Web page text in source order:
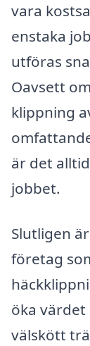
vara
enstaka
utföras
Oavsett
klippning
är det
jobbet.
Slutligen
företag
öka
välskött